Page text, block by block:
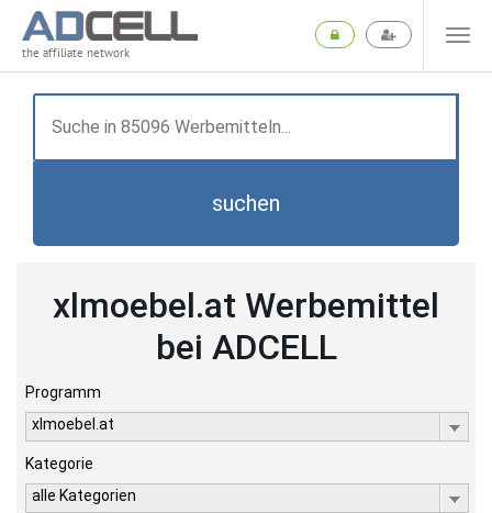
the affiliate network
suchen
xlmoebel.at Werbemittel
bei ADCELL
Programm
xlmoebel.at
Kategorie
alle Kategorien